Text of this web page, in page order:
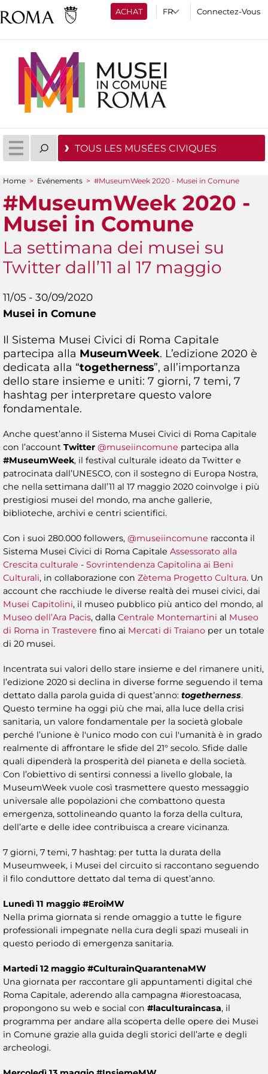
ACHAT Connectez-Vous
TOUS LES MUSÉES CIVIQUES
You are here
Home > Evénements > #MuseumWeek 2020 - Musei in Comune
#MuseumWeek 2020 -
Musei in Comune
La settimana dei musei su
Twitter dall’11 al 17 maggio
11/05 - 30/09/2020
Musei in Comune
Il Sistema Musei Civici di Roma Capitale
partecipa alla MuseumWeek. L’edizione 2020 è
dedicata alla “togetherness”, all’importanza
dello stare insieme e uniti: 7 giorni, 7 temi, 7
hashtag per interpretare questo valore
fondamentale.
Anche quest’anno il Sistema Musei Civici di Roma Capitale
con l’account Twitter @museiincomune partecipa alla
#MuseumWeek, il festival culturale ideato da Twitter e
patrocinata dall’UNESCO, con il sostegno di Europa Nostra,
che nella settimana dall’11 al 17 maggio 2020 coinvolge i più
prestigiosi musei del mondo, ma anche gallerie,
biblioteche, archivi e centri scientifici.
Con i suoi 280.000 followers, @museiincomune racconta il
Sistema Musei Civici di Roma Capitale Assessorato alla
Crescita culturale - Sovrintendenza Capitolina ai Beni
Culturali, in collaborazione con Zètema Progetto Cultura. Un
account che racchiude le diverse realtà dei musei civici, dai
Musei Capitolini, il museo pubblico più antico del mondo, al
Museo dell’Ara Pacis, dalla Centrale Montemartini al Museo
di Roma in Trastevere fino ai Mercati di Traiano per un totale
di 20 musei.
Incentrata sui valori dello stare insieme e del rimanere uniti,
l’edizione 2020 si declina in diverse forme seguendo il tema
dettato dalla parola guida di quest’anno: togetherness.
Questo termine ha oggi più che mai, alla luce della crisi
sanitaria, un valore fondamentale per la società globale
perché l’unione è l'unico modo con cui l'umanità è in grado
realmente di affrontare le sfide del 21° secolo. Sfide dalle
quali dipenderà la prosperità del pianeta e della società.
Con l’obiettivo di sentirsi connessi a livello globale, la
MuseumWeek vuole così trasmettere questo messaggio
universale alle popolazioni che combattono questa
emergenza, sottolineando quanto la forza della cultura,
dell’arte e delle idee contribuisca a creare vicinanza.
7 giorni, 7 temi, 7 hashtag: per tutta la durata della
Museumweek, i Musei del circuito si raccontano seguendo
il filo conduttore dettato dal tema di quest’anno.
Lunedì 11 maggio #EroiMW
Nella prima giornata si rende omaggio a tutte le figure
professionali impegnate nella cura degli spazi museali in
questo periodo di emergenza sanitaria.
Martedi 12 maggio #CulturainQuarantenaMW
Una giornata per raccontare gli appuntamenti digital che
Roma Capitale, aderendo alla campagna #iorestoacasa,
propongono su web e social con #laculturaincasa, il
programma per andare alla scoperta delle opere dei Musei
in Comune grazie alla guida degli storici dell’arte e degli
archeologi.